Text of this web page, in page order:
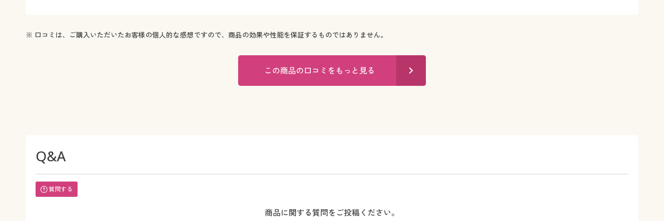
※ 口コミは、ご購入いただいたお客様の個人的な感想ですので、商品の効果や性能を保証するものではありません。
この商品の口コミをもっと見る
Q&A
質問する
商品に関する質問をご投稿ください。